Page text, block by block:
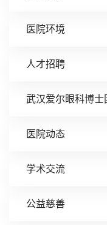
医院环境
人才招聘
武汉爱尔眼科博士
医院动态
学术交流
公益慈善